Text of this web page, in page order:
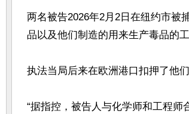
两名被告2026年2月2日在纽约市被
品以及他们制造的用来生产毒品的
执法当局后来在欧洲港口扣押了他
“据指控，被告人与化学师和工程